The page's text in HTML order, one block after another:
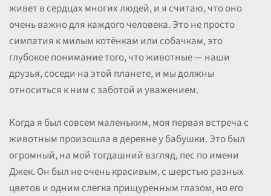
живет в сердцах многих людей, и я считаю, что оно
очень важно для каждого человека. Это не просто
симпатия к милым котёнкам или собачкам, это
глубокое понимание того, что животные — наши
друзья, соседи на этой планете, и мы должны
относиться к ним с заботой и уважением.
Когда я был совсем маленьким, моя первая встреча с
животным произошла в деревне у бабушки. Это был
огромный, на мой тогдашний взгляд, пес по имени
Джек. Он был не очень красивым, с шерстью разных
цветов и одним слегка прищуренным глазом, но его